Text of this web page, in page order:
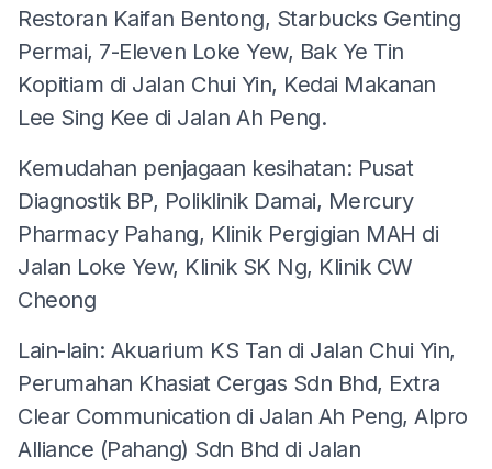
Restoran Kaifan Bentong, Starbucks Genting
Permai, 7-Eleven Loke Yew, Bak Ye Tin
Kopitiam di Jalan Chui Yin, Kedai Makanan
Lee Sing Kee di Jalan Ah Peng.
Kemudahan penjagaan kesihatan: Pusat
Diagnostik BP, Poliklinik Damai, Mercury
Pharmacy Pahang, Klinik Pergigian MAH di
Jalan Loke Yew, Klinik SK Ng, Klinik CW
Cheong
Lain-lain: Akuarium KS Tan di Jalan Chui Yin,
Perumahan Khasiat Cergas Sdn Bhd, Extra
Clear Communication di Jalan Ah Peng, Alpro
Alliance (Pahang) Sdn Bhd di Jalan